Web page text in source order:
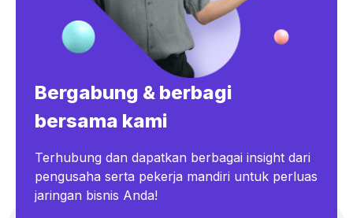
Bergabung & berbagi
bersama kami
Terhubung dan dapatkan berbagai insight dari
pengusaha serta pekerja mandiri untuk perluas
jaringan bisnis Anda!